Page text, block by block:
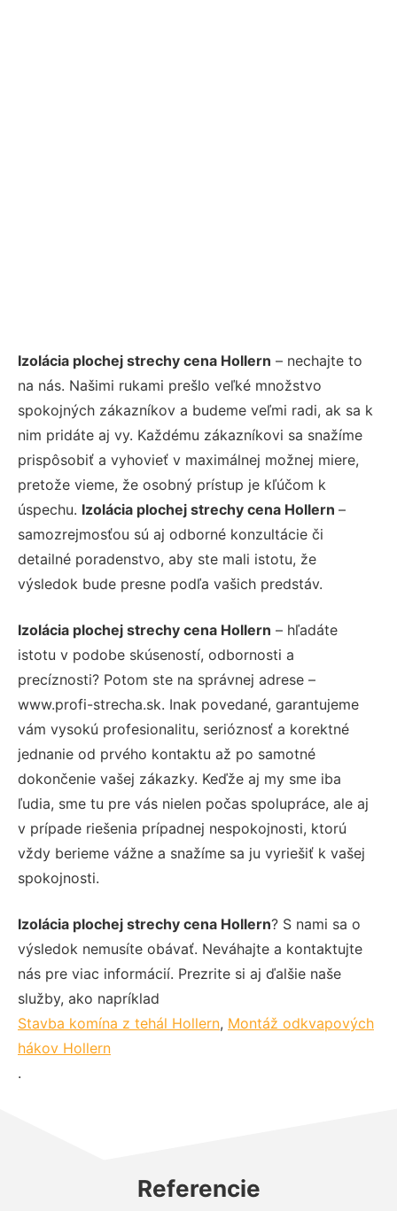
Izolácia plochej strechy cena Hollern – nechajte to
na nás. Našimi rukami prešlo veľké množstvo
spokojných zákazníkov a budeme veľmi radi, ak sa k
nim pridáte aj vy. Každému zákazníkovi sa snažíme
prispôsobiť a vyhovieť v maximálnej možnej miere,
pretože vieme, že osobný prístup je kľúčom k
úspechu. Izolácia plochej strechy cena Hollern –
samozrejmosťou sú aj odborné konzultácie či
detailné poradenstvo, aby ste mali istotu, že
výsledok bude presne podľa vašich predstáv.
Izolácia plochej strechy cena Hollern – hľadáte
istotu v podobe skúseností, odbornosti a
precíznosti? Potom ste na správnej adrese –
www.profi-strecha.sk. Inak povedané, garantujeme
vám vysokú profesionalitu, serióznosť a korektné
jednanie od prvého kontaktu až po samotné
dokončenie vašej zákazky. Keďže aj my sme iba
ľudia, sme tu pre vás nielen počas spolupráce, ale aj
v prípade riešenia prípadnej nespokojnosti, ktorú
vždy berieme vážne a snažíme sa ju vyriešiť k vašej
spokojnosti.
Izolácia plochej strechy cena Hollern? S nami sa o
výsledok nemusíte obávať. Neváhajte a kontaktujte
nás pre viac informácií. Prezrite si aj ďalšie naše
služby, ako napríklad
Stavba komína z tehál Hollern, Montáž odkvapových
hákov Hollern
.
Referencie